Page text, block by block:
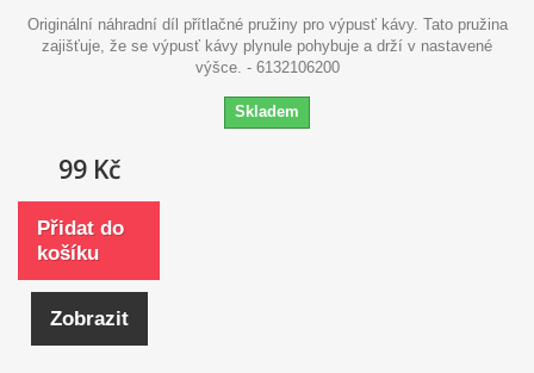
Originální náhradní díl přítlačné pružiny pro výpusť kávy. Tato pružina
zajišťuje, že se výpusť kávy plynule pohybuje a drží v nastavené
výšce. - 6132106200
Skladem
99 Kč
Přidat do
košíku
Zobrazit